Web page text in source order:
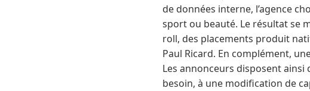
de données interne, l’agence
sport ou beauté. Le résultat se
roll, des placements produit
Paul Ricard. En complément,
Les annonceurs disposent
besoin, à une modification de